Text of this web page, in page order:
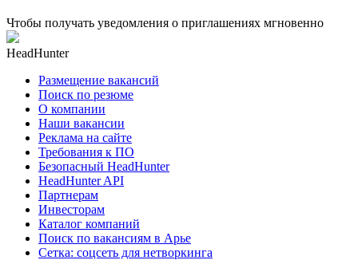
Чтобы получать уведомления о приглашениях мгновенно
HeadHunter
Размещение вакансий
Поиск по резюме
О компании
Наши вакансии
Реклама на сайте
Требования к ПО
Безопасный HeadHunter
HeadHunter API
Партнерам
Инвесторам
Каталог компаний
Поиск по вакансиям в Арье
Сетка: соцсеть для нетворкинга